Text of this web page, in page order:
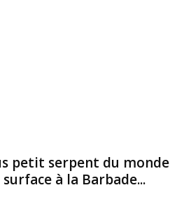
petit serpent du monde
à la Barbade...